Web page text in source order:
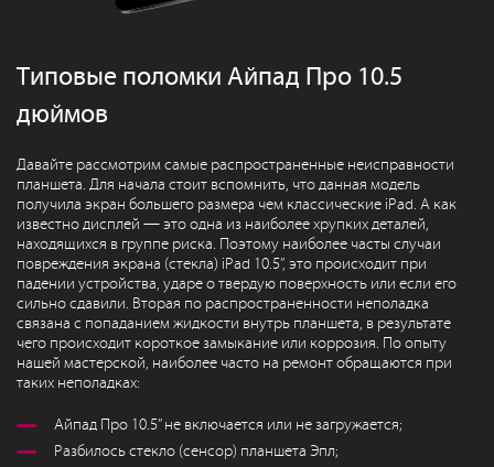
Типовые поломки Айпад Про 10.5
дюймов
Давайте рассмотрим самые распространенные неисправности
планшета. Для начала стоит вспомнить, что данная модель
получила экран большего размера чем классические iPad. А как
известно дисплей — это одна из наиболее хрупких деталей,
находящихся в группе риска. Поэтому наиболее часты случаи
повреждения экрана (стекла) iPad 10.5”, это происходит при
падении устройства, ударе о твердую поверхность или если его
сильно сдавили. Вторая по распространенности неполадка
связана с попаданием жидкости внутрь планшета, в результате
чего происходит короткое замыкание или коррозия. По опыту
нашей мастерской, наиболее часто на ремонт обращаются при
таких неполадках:
Айпад Про 10.5” не включается или не загружается;
Разбилось стекло (сенсор) планшета Эпл;